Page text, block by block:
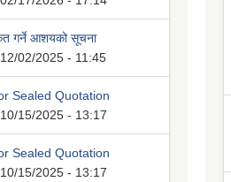
गर्ने आशयको सूचना
12/02/2025 - 11:45
Sealed Quotation
10/15/2025 - 13:17
Sealed Quotation
10/15/2025 - 13:17